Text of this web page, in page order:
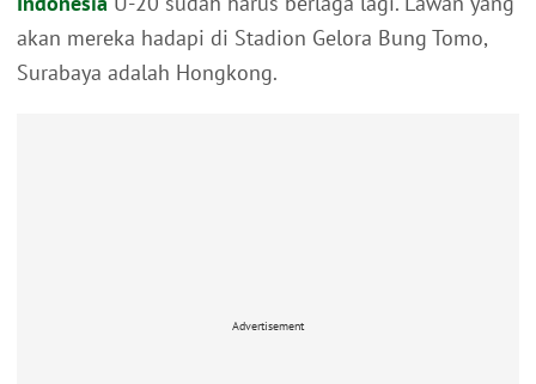
akan mereka hadapi di Stadion Gelora Bung Tomo,
Surabaya adalah Hongkong.
Advertisement